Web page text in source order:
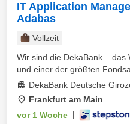
IT Application
Adabas
Vollzeit
Wir sind die DekaBank –
und einer der größten
DekaBank Deutsche
Frankfurt am Main
vor 1 Woche